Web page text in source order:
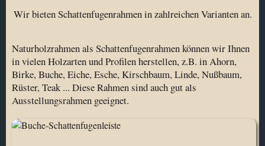
Wir bieten Schattenfugenrahmen in zahlreichen Varianten an.
Naturholzrahmen als Schattenfugenrahmen können wir Ihnen
in vielen Holzarten und Profilen herstellen, z.B. in Ahorn,
Birke, Buche, Eiche, Esche, Kirschbaum, Linde, Nußbaum,
Rüster, Teak ... Diese Rahmen sind auch gut als
Ausstellungsrahmen geeignet.